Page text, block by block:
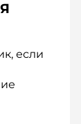
если